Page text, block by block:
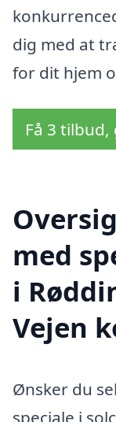
dig med at
for dit hjem
Få 3
med
i
Vejen
Ønsker du
speciale i